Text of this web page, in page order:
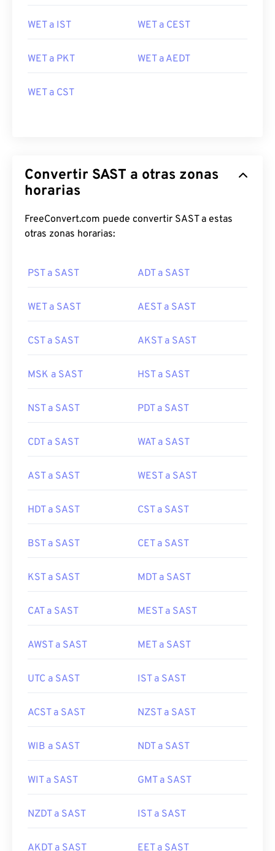
WET a IST WET a CEST
WET a PKT WET a AEDT
WET a CST
Convertir SAST a otras zonas
horarias
FreeConvert.com puede convertir SAST a estas
otras zonas horarias:
PST a SAST ADT a SAST
WET a SAST AEST a SAST
CST a SAST AKST a SAST
MSK a SAST HST a SAST
NST a SAST PDT a SAST
CDT a SAST WAT a SAST
AST a SAST WEST a SAST
HDT a SAST CST a SAST
BST a SAST CET a SAST
KST a SAST MDT a SAST
CAT a SAST MEST a SAST
AWST a SAST MET a SAST
UTC a SAST IST a SAST
ACST a SAST NZST a SAST
WIB a SAST NDT a SAST
WIT a SAST GMT a SAST
NZDT a SAST IST a SAST
AKDT a SAST EET a SAST